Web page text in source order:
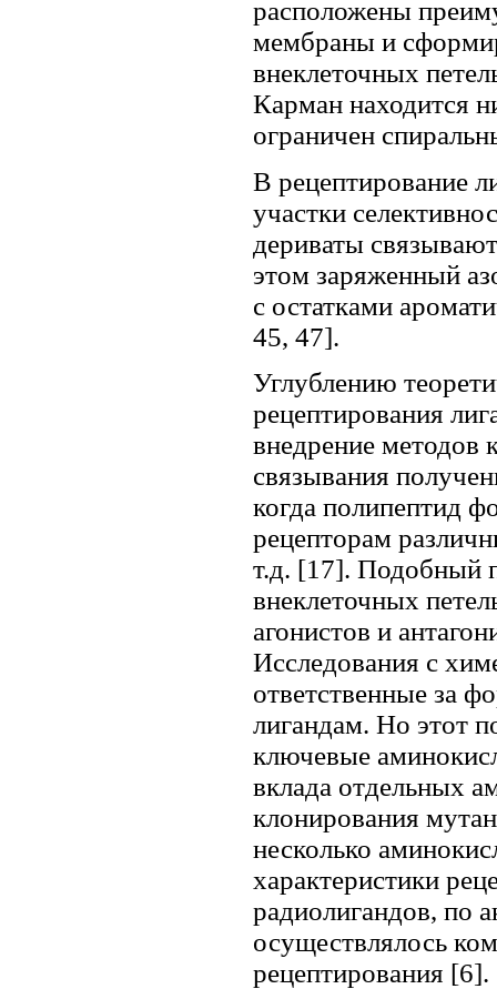
расположены
мембраны и
внеклеточных
Карман находится
ограничен
В рецептирование
участки
дериваты
этом заряженный
с остатками
45, 47].
Углублению
рецептирования
внедрение методов
связывания
когда полипептид
рецепторам
т.д. [17]. Подобный
внеклеточных
агонистов и
Исследования с
ответственные за
лигандам. Но этот
ключевые
вклада отдельных
клонирования
несколько
характеристики
радиолигандов, по
осуществлялось
рецептирования [6].